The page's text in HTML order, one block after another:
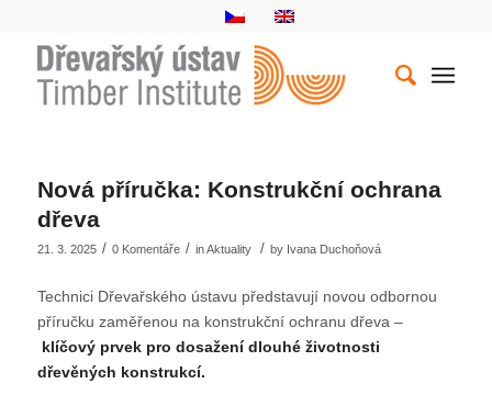
Nová příručka: Konstrukční ochrana
dřeva
21. 3. 2025 / 0 Komentáře / inAktuality / by Ivana Duchoňová
Technici Dřevařského ústavu představují novou odbornou
příručku zaměřenou na konstrukční ochranu dřeva –
klíčový prvek pro dosažení dlouhé životnosti
dřevěných konstrukcí.